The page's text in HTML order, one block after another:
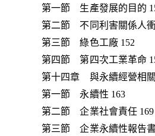
第一節 生產發展的目的
第二節 不同利害關係人衝
第三節 綠色工廠 152
第四節 第四次工業革命
第十四章 與永續經營相
第一節 永續性 163
第二節 企業社會責任 169
第三節 企業永續性報告